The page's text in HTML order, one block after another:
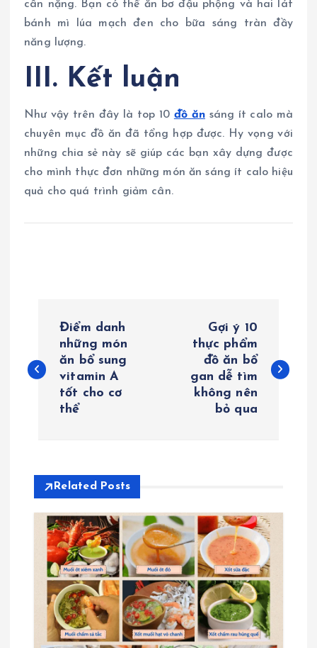
cân nặng. Bạn có thể ăn bơ đậu phộng và hai lát
bánh mì lúa mạch đen cho bữa sáng tràn đầy
năng lượng.
III. Kết luận
Như vậy trên đây là top 10 đồ ănsáng ít calo mà
chuyên mục đồ ăn đã tổng hợp được. Hy vọng với
những chia sẻ này sẽ giúp các bạn xây dựng được
cho mình thực đơn những món ăn sáng ít calo hiệu
quả cho quá trình giảm cân.
ề
Điểm danh
những món
ăn bổ sung
vitamin A
tốt cho cơ
thể
Gợi ý 10
thực phẩm
đồ ăn bổ
gan dễ tìm
không nên
bỏ qua
Related Posts